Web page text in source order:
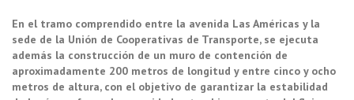
En el tramo comprendido entre la avenida Las Américas y la
sede de la Unión de Cooperativas de Transporte, se ejecuta
además la construcción de un muro de contención de
aproximadamente 200 metros de longitud y entre cinco y ocho
metros de altura, con el objetivo de garantizar la estabilidad